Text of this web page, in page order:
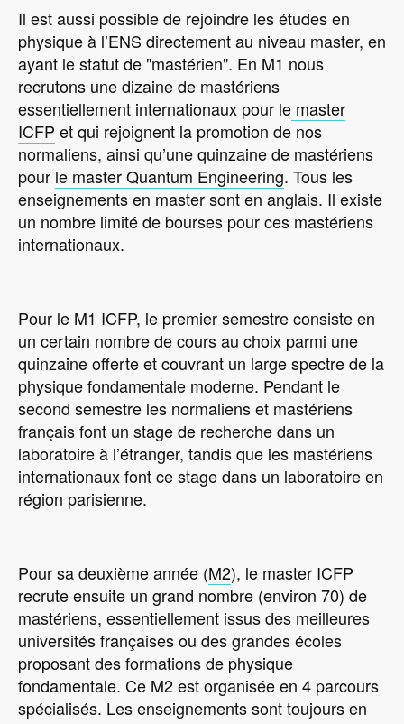
Il est aussi possible de rejoindre les études en
physique à l’ENS directement au niveau master, en
ayant le statut de "mastérien". En M1 nous
recrutons une dizaine de mastériens
essentiellement internationaux pour le master
ICFP et qui rejoignent la promotion de nos
normaliens, ainsi qu’une quinzaine de mastériens
pour le master Quantum Engineering. Tous les
enseignements en master sont en anglais. Il existe
un nombre limité de bourses pour ces mastériens
internationaux.
Pour le M1 ICFP, le premier semestre consiste en
un certain nombre de cours au choix parmi une
quinzaine offerte et couvrant un large spectre de la
physique fondamentale moderne. Pendant le
second semestre les normaliens et mastériens
français font un stage de recherche dans un
laboratoire à l’étranger, tandis que les mastériens
internationaux font ce stage dans un laboratoire en
région parisienne.
Pour sa deuxième année (M2), le master ICFP
recrute ensuite un grand nombre (environ 70) de
mastériens, essentiellement issus des meilleures
universités françaises ou des grandes écoles
proposant des formations de physique
fondamentale. Ce M2 est organisée en 4 parcours
spécialisés. Les enseignements sont toujours en